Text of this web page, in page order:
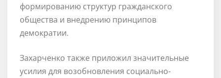
формированию структур гражданского
общества и внедрению принципов
демократии.
Захарченко также приложил значительные
усилия для возобновления социально-